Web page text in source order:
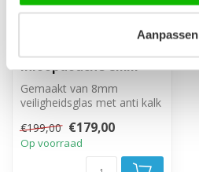
Aanpassen
Douchewand Florida
80 x 200 cm - goud -
inloopdouche 8mm
Gemaakt van 8mm
veiligheidsglas met anti kalk
stabilisati...
€199,00 €179,00
Op voorraad